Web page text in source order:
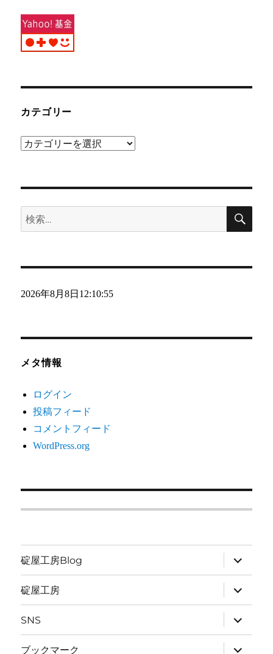
カテゴリー
カ
検
索:
検
2026年8月8日 12:10:56
メタ情報
ログイン
投稿フィード
コメントフィード
WordPress.org
碇屋工房Blog
ブ
メ
ニ
ュ
ー
を
展
開
碇屋工房
ブ
メ
ニ
ュ
ー
を
SNS
ブ
メ
ニ
ブックマーク